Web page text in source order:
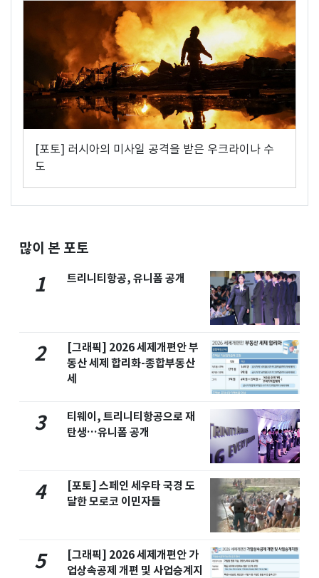
[포토] 러시아의 미사일 공격을 받은 우크라이나 수
도
많이 본 포토
1 트리니티항공, 유니폼 공개
2
[그래픽] 2026 세제개편안 부
동산 세제 합리화-종합부동산
세
3
티웨이, 트리니티항공으로 재
탄생…유니폼 공개
4
[포토] 스페인 세우타 국경 도
달한 모로코 이민자들
5
[그래픽] 2026 세제개편안 가
업상속공제 개편 및 사업승계지